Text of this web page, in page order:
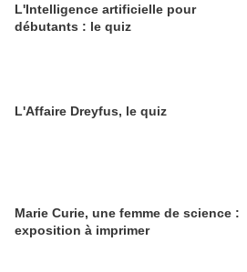
L'Intelligence artificielle pour
débutants : le quiz
L'Affaire Dreyfus, le quiz
Marie Curie, une femme de science :
exposition à imprimer